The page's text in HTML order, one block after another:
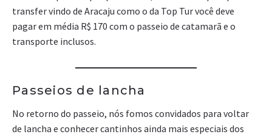
transfer vindo de Aracaju como o da Top Tur você deve
pagar em média R$ 170 com o passeio de catamarã e o
transporte inclusos.
Passeios de lancha
No retorno do passeio, nós fomos convidados para voltar
de lancha e conhecer cantinhos ainda mais especiais dos